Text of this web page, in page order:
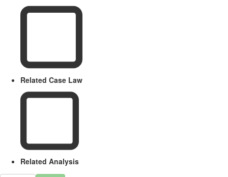
Related Case Law
Related Analysis